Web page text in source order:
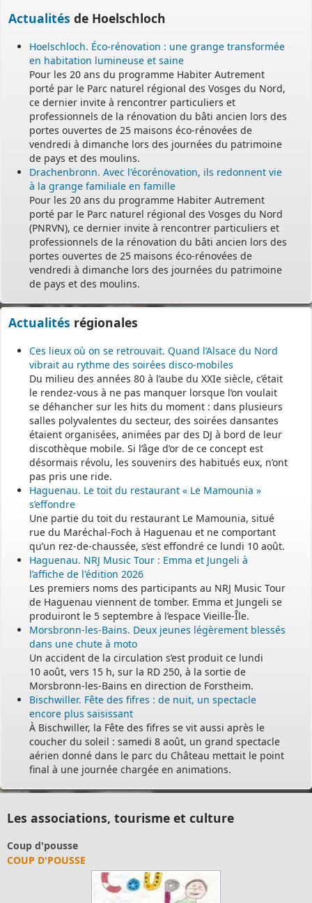
Actualités de Hoelschloch
Hoelschloch. Éco-rénovation : une grange transformée
en habitation lumineuse et saine
Pour les 20 ans du programme Habiter Autrement
porté par le Parc naturel régional des Vosges du Nord,
ce dernier invite à rencontrer particuliers et
professionnels de la rénovation du bâti ancien lors des
portes ouvertes de 25 maisons éco-rénovées de
vendredi à dimanche lors des journées du patrimoine
de pays et des moulins.
Drachenbronn. Avec l'écorénovation, ils redonnent vie
à la grange familiale en famille
Pour les 20 ans du programme Habiter Autrement
porté par le Parc naturel régional des Vosges du Nord
(PNRVN), ce dernier invite à rencontrer particuliers et
professionnels de la rénovation du bâti ancien lors des
portes ouvertes de 25 maisons éco-rénovées de
vendredi à dimanche lors des journées du patrimoine
de pays et des moulins.
Actualités régionales
Ces lieux où on se retrouvait. Quand l’Alsace du Nord
vibrait au rythme des soirées disco-mobiles
Du milieu des années 80 à l’aube du XXIe siècle, c’était
le rendez-vous à ne pas manquer lorsque l’on voulait
se déhancher sur les hits du moment : dans plusieurs
salles polyvalentes du secteur, des soirées dansantes
étaient organisées, animées par des DJ à bord de leur
discothèque mobile. Si l’âge d’or de ce concept est
désormais révolu, les souvenirs des habitués eux, n’ont
pas pris une ride.
Haguenau. Le toit du restaurant « Le Mamounia »
s’effondre
Une partie du toit du restaurant Le Mamounia, situé
rue du Maréchal-Foch à Haguenau et ne comportant
qu’un rez-de-chaussée, s’est effondré ce lundi 10 août.
Haguenau. NRJ Music Tour : Emma et Jungeli à
l’affiche de l'édition 2026
Les premiers noms des participants au NRJ Music Tour
de Haguenau viennent de tomber. Emma et Jungeli se
produiront le 5 septembre à l’espace Vieille-Île.
Morsbronn-les-Bains. Deux jeunes légèrement blessés
dans une chute à moto
Un accident de la circulation s’est produit ce lundi
10 août, vers 15 h, sur la RD 250, à la sortie de
Morsbronn-les-Bains en direction de Forstheim.
Bischwiller. Fête des fifres : de nuit, un spectacle
encore plus saisissant
À Bischwiller, la Fête des fifres se vit aussi après le
coucher du soleil : samedi 8 août, un grand spectacle
aérien donné dans le parc du Château mettait le point
final à une journée chargée en animations.
Les associations, tourisme et culture
Coup d'pousse
COUP D'POUSSE